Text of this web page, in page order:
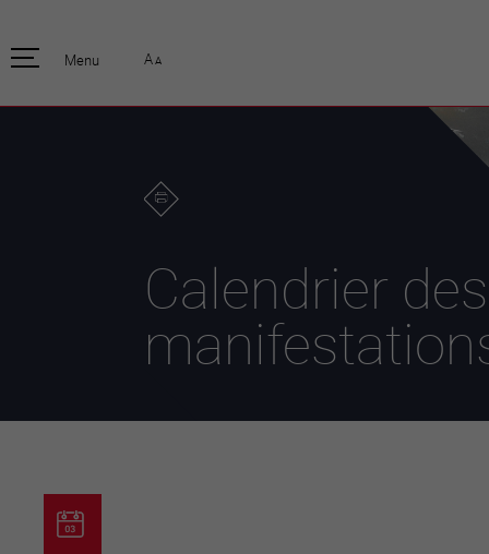
Enfants et écoliers
Formation
environnement
Informations parcelles
Guichet virtuel
Annuaire communal
Emplois
Organisation
communale
Programme de
législature
Stratégies
Jumelage
Menu A A
Calendrier des